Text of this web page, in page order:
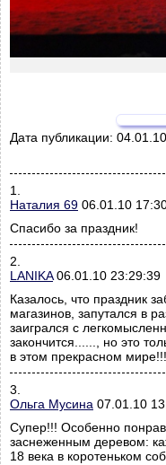
Дата публикации: 04.01.10
1.
Наталия 69 06.01.10
Спасибо за праздник!
2.
LANIKA06.01.10 23:29:39
Казалось, что праздник
магазинов, запутался в
заигрался с
закончится......, но это
в этом прекрасном
3.
Ольга Мусина 07.01.10
Супер!!! Особенно
заснеженным деревом:
18 века в коротеньком